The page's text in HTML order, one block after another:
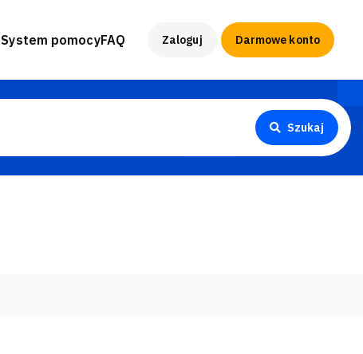
System pomocyFAQ Zaloguj Darmowe konto
Szukaj